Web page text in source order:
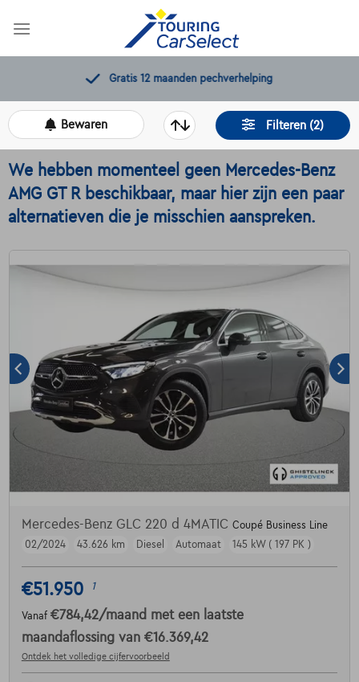
Gratis 12 maanden pechverhelping
Filteren (2)
Bewaren
We hebben momenteel geen Mercedes-Benz
AMG GT R beschikbaar, maar hier zijn een paar
alternatieven die je misschien aanspreken.
Mercedes-Benz GLC 220 d 4MATIC Coupé Business Line
02/2024
43.626 km Diesel Automaat 145 kW ( 197 PK )
€51.950 1
Vanaf €784,42/maand met een laatste
maandaflossing van €16.369,42
Ontdek het volledige cijfervoorbeeld